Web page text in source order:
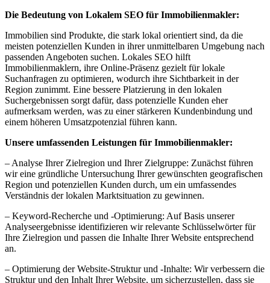
Die Bedeutung von Lokalem SEO für Immobilienmakler:
Immobilien sind Produkte, die stark lokal orientiert sind, da die
meisten potenziellen Kunden in ihrer unmittelbaren Umgebung nach
passenden Angeboten suchen. Lokales SEO hilft
Immobilienmaklern, ihre Online-Präsenz gezielt für lokale
Suchanfragen zu optimieren, wodurch ihre Sichtbarkeit in der
Region zunimmt. Eine bessere Platzierung in den lokalen
Suchergebnissen sorgt dafür, dass potenzielle Kunden eher
aufmerksam werden, was zu einer stärkeren Kundenbindung und
einem höheren Umsatzpotenzial führen kann.
Unsere umfassenden Leistungen für Immobilienmakler:
– Analyse Ihrer Zielregion und Ihrer Zielgruppe: Zunächst führen
wir eine gründliche Untersuchung Ihrer gewünschten geografischen
Region und potenziellen Kunden durch, um ein umfassendes
Verständnis der lokalen Marktsituation zu gewinnen.
– Keyword-Recherche und -Optimierung: Auf Basis unserer
Analyseergebnisse identifizieren wir relevante Schlüsselwörter für
Ihre Zielregion und passen die Inhalte Ihrer Website entsprechend
an.
– Optimierung der Website-Struktur und -Inhalte: Wir verbessern die
Struktur und den Inhalt Ihrer Website, um sicherzustellen, dass sie